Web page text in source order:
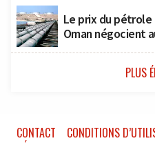
Le prix du pétrole
Oman négocient
PLUS
CONTACT
CONDITIONS